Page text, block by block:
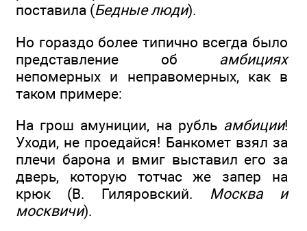
поставила (Бедные люди).
Но гораздо более типично всегда было
представление об амбициях
непомерных и неправомерных, как в
таком примере:
На грош амуниции, на рубль амбиции!
Уходи, не проедайся! Банкомет взял за
плечи барона и вмиг выставил его за
дверь, которую тотчас же запер на
крюк (В. Гиляровский. Москва и
москвичи).